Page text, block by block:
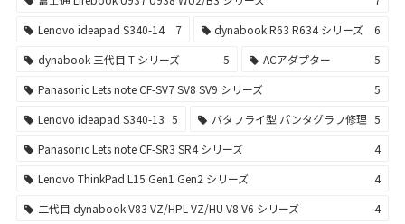
Lenovo ideapad S340-14
7 dynabook R63 R634 シリーズ
6
dynabook 三代目 T シリーズ
5 ACアダプター
5
Panasonic Lets note CF-SV7 SV8 SV9 シリーズ
5
Lenovo ideapad S340-13 5 バタフライ型 パンタグラフ修理 5
Panasonic Lets note CF-SR3 SR4 シリーズ
4
Lenovo ThinkPad L15 Gen1 Gen2 シリーズ
4
二代目 dynabook V83 VZ/HPL VZ/HU V8 V6 シリーズ
4